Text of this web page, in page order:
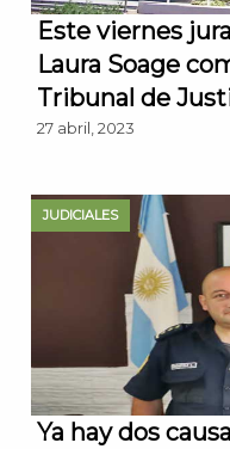
Este viernes
Laura Soage
Tribunal de
27 abril, 2023
JUDICIALES
Ya hay dos